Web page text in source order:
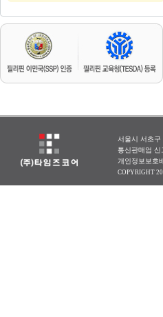
서울시 서초구
통신판매업 신
개인정보보호
COPYRIGHT